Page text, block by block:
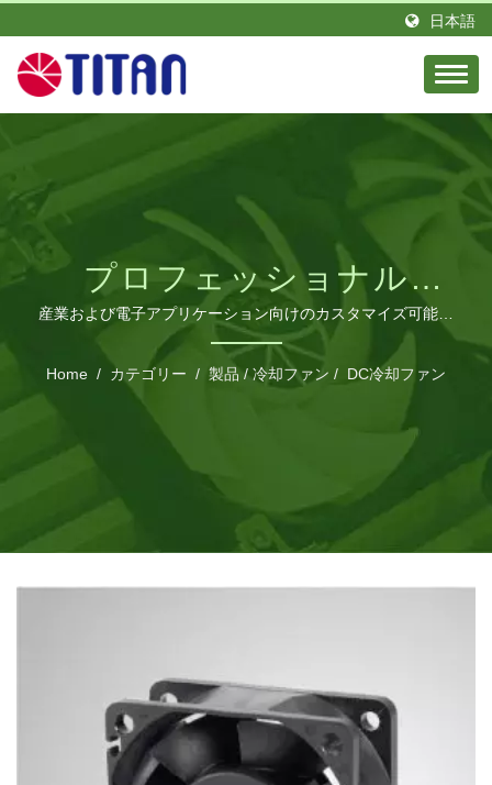
日本語
プロフェッショナル
60MM DC冷却ファンシ
リーズ
産業および電子アプリケーション向けのカスタマイズ可能な
仕様を持つ高性能熱管理ソリューション
Home / カテゴリー / 製品 / 冷却ファン / DC冷却ファン